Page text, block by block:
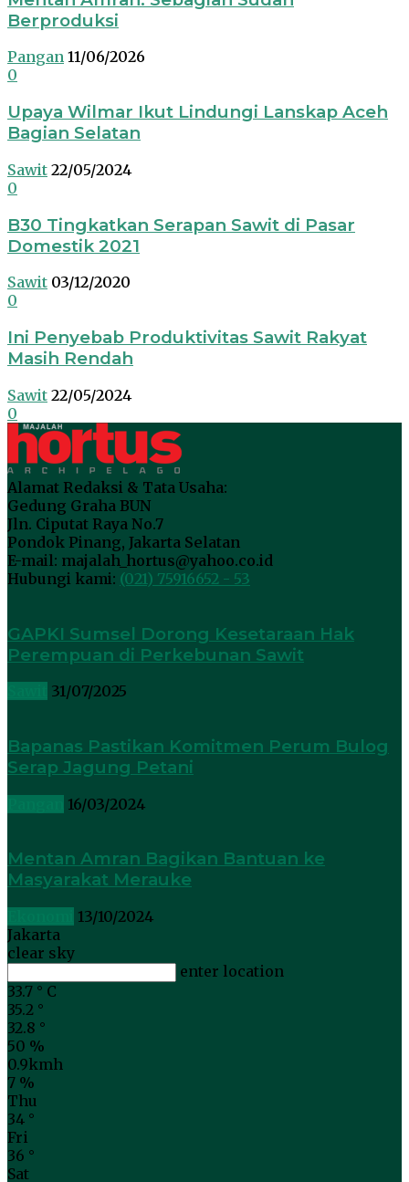
Berproduksi
Pangan 11/06/2026
0
Upaya Wilmar Ikut Lindungi Lanskap Aceh
Bagian Selatan
Sawit 22/05/2024
0
B30 Tingkatkan Serapan Sawit di Pasar
Domestik 2021
Sawit 03/12/2020
0
Ini Penyebab Produktivitas Sawit Rakyat
Masih Rendah
Sawit 22/05/2024
0
Alamat Redaksi & Tata Usaha:
Gedung Graha BUN
Jln. Ciputat Raya No.7
Pondok Pinang, Jakarta Selatan
E-mail: majalah_hortus@yahoo.co.id
Hubungi kami: (021) 75916652 - 53
GAPKI Sumsel Dorong Kesetaraan Hak
Perempuan di Perkebunan Sawit
31/07/2025
Bapanas Pastikan Komitmen Perum Bulog
Serap Jagung Petani
16/03/2024
Mentan Amran Bagikan Bantuan ke
Masyarakat Merauke
13/10/2024
Jakarta
clear sky
enter location
33.7 ° C
35.2 °
32.8 °
50 %
0.9kmh
7 %
Thu
34 °
Fri
36 °
Sat